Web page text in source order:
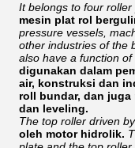
It belongs to four roller
mesin plat rol
pressure vessels,
other industries of the
also have a function of
digunakan dalam
air, konstruksi dan
roll bundar, dan
dan leveling.
The top roller driven
oleh motor hidrolik.